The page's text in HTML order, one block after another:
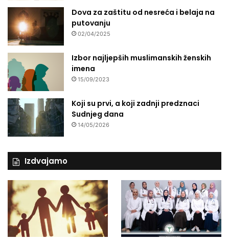
Dova za zaštitu od nesreća i belaja na
putovanju
02/04/2025
Izbor najljepših muslimanskih ženskih
imena
15/09/2023
Koji su prvi, a koji zadnji predznaci
Sudnjeg dana
14/05/2026
Izdvajamo